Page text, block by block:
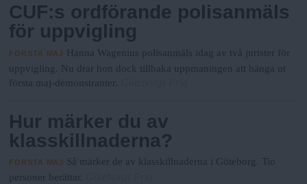
CUF:s ordförande polisanmäls
för uppvigling
FÖRSTA MAJ
Hanna Wagenius polisanmäls idag av två jurister för
uppvigling. Nu drar hon dock tillbaka uppmaningen att hänga ut
första maj-demonstranter.
Hur märker du av
klasskillnaderna?
FÖRSTA MAJ Så märker de av klasskillnaderna i Göteborg. Tio
personer berättar.